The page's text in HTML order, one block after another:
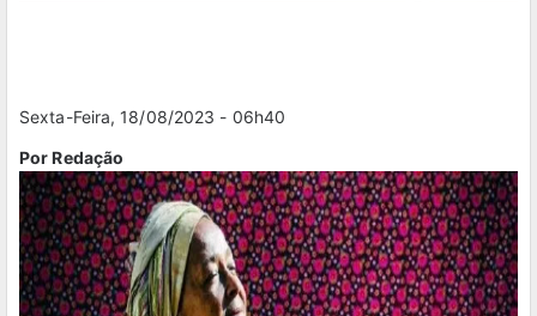
Sexta-Feira, 18/08/2023 - 06h40
Por Redação